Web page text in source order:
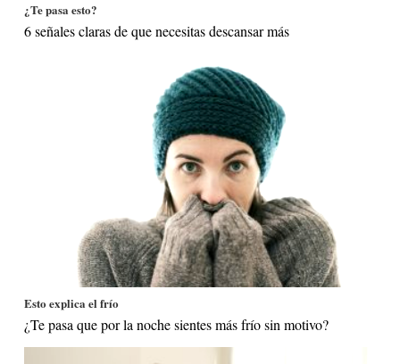
¿Te pasa esto?
6 señales claras de que necesitas descansar más
Esto explica el frío
¿Te pasa que por la noche sientes más frío sin motivo?